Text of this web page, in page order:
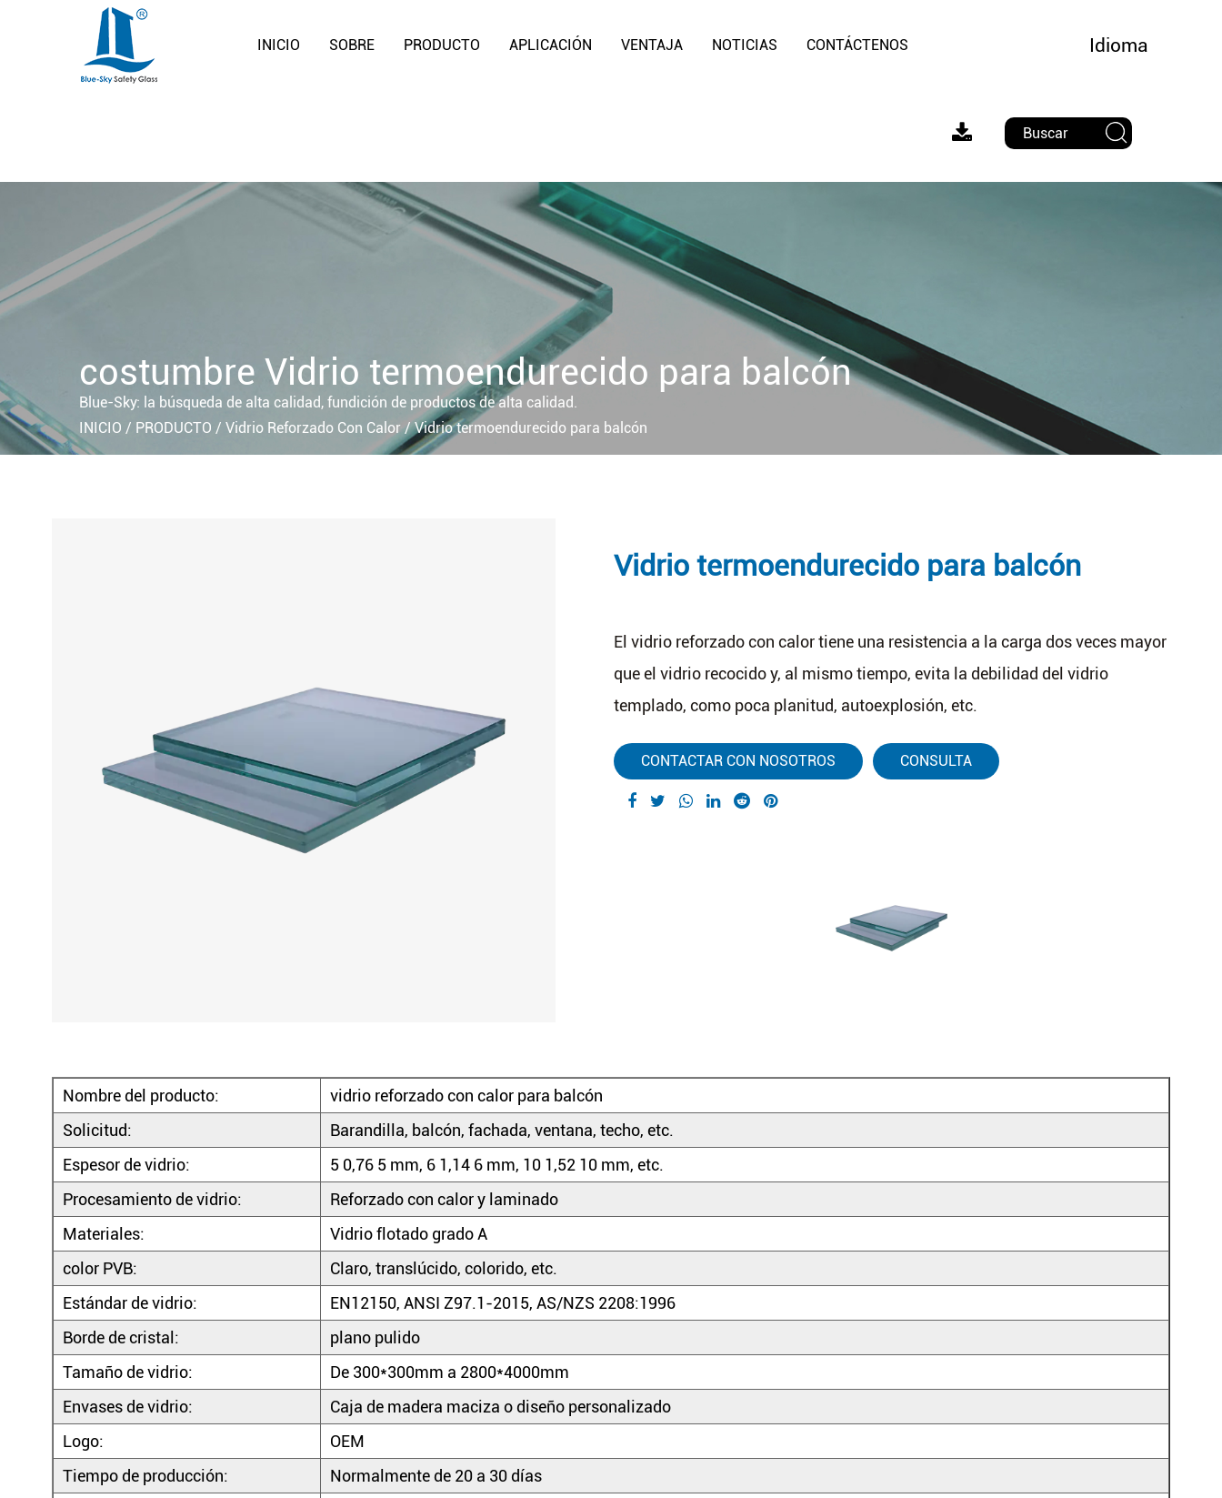
INICIO SOBRE PRODUCTO APLICACIÓN VENTAJA NOTICIAS CONTÁCTENOS Idioma
costumbre Vidrio termoendurecido para balcón
Blue-Sky: la búsqueda de alta calidad, fundición de productos de alta calidad.
INICIO / PRODUCTO / Vidrio Reforzado Con Calor/Vidrio termoendurecido para balcón
Vidrio termoendurecido para balcón
El vidrio reforzado con calor tiene una resistencia a la carga dos veces mayor
que el vidrio recocido y, al mismo tiempo, evita la debilidad del vidrio
templado, como poca planitud, autoexplosión, etc.
CONTACTAR CON NOSOTROS CONSULTA
Nombre del producto:
vidrio reforzado con calor para balcón
Solicitud:
Barandilla, balcón, fachada, ventana, techo, etc.
Espesor de vidrio:
5 0,76 5 mm, 6 1,14 6 mm, 10 1,52 10 mm, etc.
Procesamiento de vidrio:
Reforzado con calor y laminado
Materiales:
Vidrio flotado grado A
color PVB:
Claro, translúcido, colorido, etc.
Estándar de vidrio:
EN12150, ANSI Z97.1-2015, AS/NZS 2208:1996
Borde de cristal:
plano pulido
Tamaño de vidrio:
De 300*300mm a 2800*4000mm
Envases de vidrio:
Caja de madera maciza o diseño personalizado
Logo:
OEM
Tiempo de producción:
Normalmente de 20 a 30 días